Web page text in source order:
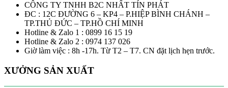
CÔNG TY TNHH B2C NHẤT TÍN PHÁT
ĐC : 12C ĐƯỜNG 6 – KP4 – P.HIỆP BÌNH CHÁNH –
TP.THỦ ĐỨC – TP.HỒ CHÍ MINH
Hotline & Zalo 1 : 0899 16 15 19
Hotline & Zalo 2 : 0974 137 026
Giờ làm việc : 8h -17h. Từ T2 – T7. CN đặt lịch hẹn trước.
XƯỞNG SẢN XUẤT